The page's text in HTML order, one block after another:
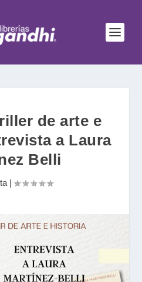
de arte e
a Laura
Belli
|